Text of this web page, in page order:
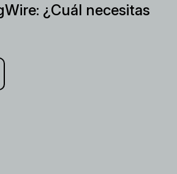
¿Cuál necesitas